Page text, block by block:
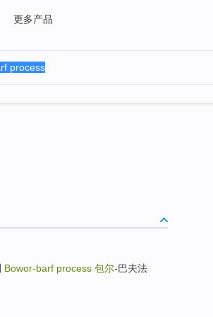
更多产品
Bowor-barf process 包尔-巴夫法